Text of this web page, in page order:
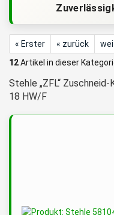
« Erster « zurück
12Artikel in dieser
Stehle „ZFL“
18 HW/F